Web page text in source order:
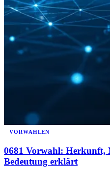
VORWAHLEN
0681 Vorwahl: Herkunft,
Bedeutung erklärt